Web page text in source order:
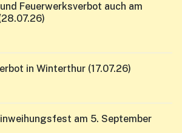
Feuerwerksverbot auch am
in Winterthur (17.07.26)
am 5. September